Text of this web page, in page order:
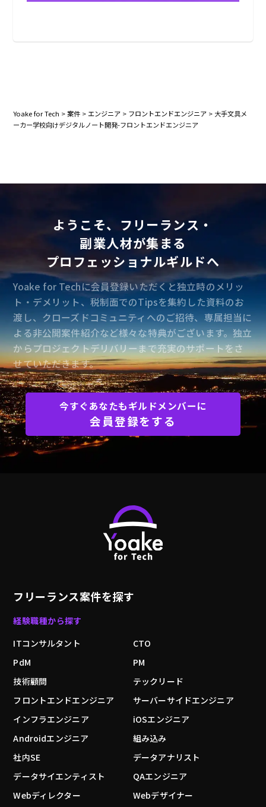
Yoake for Tech >案件 > エンジニア > フロントエンドエンジニア > 大手文具メ
ーカー学校向けデジタルノート開発-フロントエンドエンジニア
ようこそ、フリーランス・
副業人材が集まる
プロフェッショナルギルドへ
Yoake for Techに会員登録いただくと独立時のメリッ
ト・デメリット、税制面でのTipsを集約した資料のお
渡し、クローズドコミュニティへのご招待、専属担当に
よる非公開案件紹介など様々な特典がございます。独立
からプロジェクトデリバリーまで充実のサポートをさ
せていただきます。
今すぐあなたもギルドメンバーに
会員登録をする
フリーランス案件を探す
経験職種から探す
ITコンサルタント
CTO
PdM
PM
技術顧問
テックリード
フロントエンドエンジニア
サーバーサイドエンジニア
インフラエンジニア
iOSエンジニア
Androidエンジニア
組み込み
社内SE
データアナリスト
データサイエンティスト
QAエンジニア
Webディレクター
Webデザイナー